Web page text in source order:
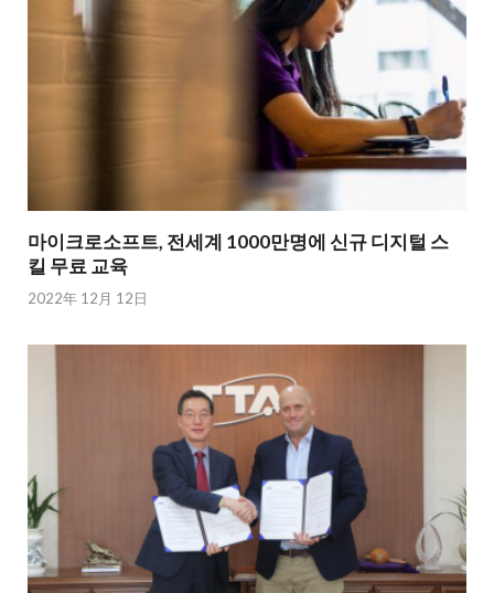
마이크로소프트, 전세계 1000만명에 신규 디지털 스
킬 무료 교육
2022年 12月 12日